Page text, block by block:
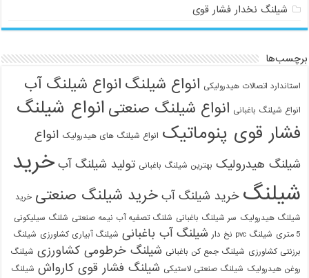
شیلنگ نخدار فشار قوی
برچسب‌ها
استاندارد اتصالات هیدرولیکی انواع شیلنگ انواع شیلنگ آب
انواع شیلنگ باغبانی انواع شیلنگ صنعتی انواع شیلنگ
فشار قوی پنوماتیک انواع شیلنگ های هیدرولیک انواع
شیلنگ هیدرولیک بهترین شیلنگ باغبانی تولید شیلنگ آب خرید
شیلنگ خرید شیلنگ آب خرید شیلنگ صنعتی خرید
شیلنگ هیدرولیک سر شیلنگ باغبانی شلنگ تصفیه آب نیمه صنعتی شلنگ سیلیکونی
5 متری
شیلنگ pvc نخ دار شیلنگ آب باغبانی شیلنگ آبیاری کشاورزی شیلنگ
برزنتی کشاورزی شیلنگ جمع کن باغبانی شیلنگ خرطومی کشاورزی شیلنگ
روغن هیدرولیک شیلنگ صنعتی لاستیکی شیلنگ فشار قوی کارواش شیلنگ